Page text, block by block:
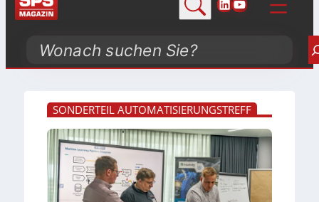
LinkedIn
YouTube
Search
SONDERTEIL AUTOMATISIERUNGSTREFF